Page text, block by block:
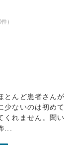
）
とんど患者さんが
少ないのは初めて
くれません。聞い
...